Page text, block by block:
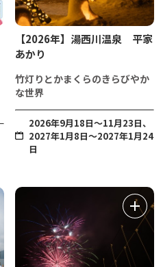
【2026年】湯西川温泉 平家
あかり
竹灯りとかまくらのきらびやか
な世界
2026年9月18日〜11月23日、
2027年1月8日～2027年1月24
日